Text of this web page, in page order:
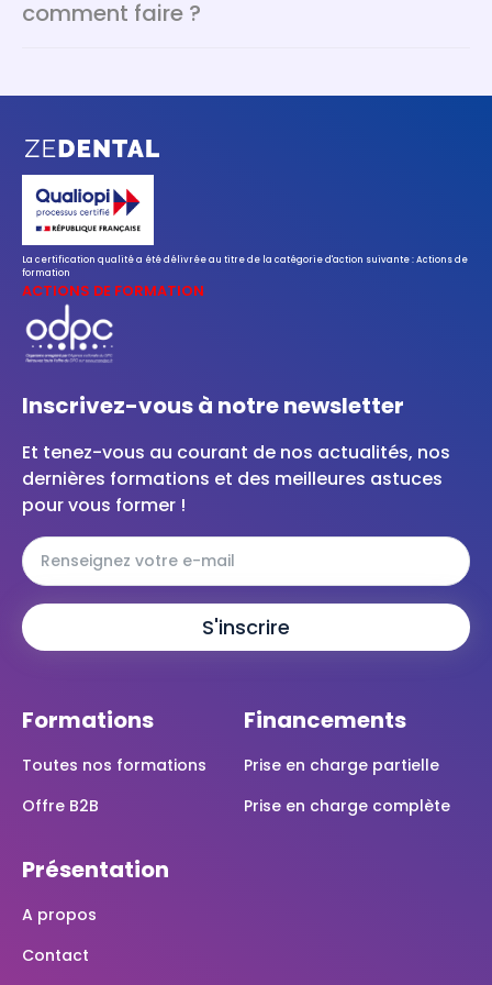
pour vous 24h/24h et 7j/7j
l'heure de votre choix durant cette période.
comment faire ?
com.
Nous restons à votre disposition pour toutes
questions que vous pouvez-vous poser !
La certification qualité a été délivrée au titre de la catégorie d'action suivante : Actions de
formation
ACTIONS DE FORMATION
Formations
Toutes nos formations
Offre B2B
Financements
Prise en charge partielle
Prise en charge complète
Présentation
A propos
Contact
Inscrivez-vous à notre newsletter
Et tenez-vous au courant de nos actualités, nos
dernières formations et des meilleures astuces
pour vous former !